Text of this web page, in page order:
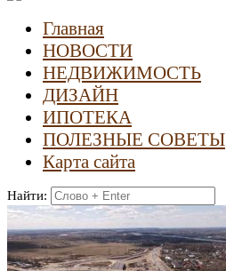
Главная
НОВОСТИ
НЕДВИЖИМОСТЬ
ДИЗАЙН
ИПОТЕКА
ПОЛЕЗНЫЕ СОВЕТЫ
Карта сайта
Найти: